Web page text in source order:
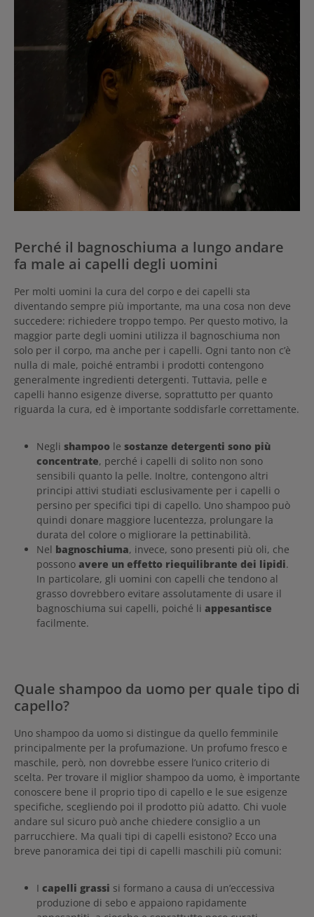
Perché il bagnoschiuma a lungo andare
fa male ai capelli degli uomini
Per molti uomini la cura del corpo e dei capelli sta
diventando sempre più importante, ma una cosa non deve
succedere: richiedere troppo tempo. Per questo motivo, la
maggior parte degli uomini utilizza il bagnoschiuma non
solo per il corpo, ma anche per i capelli. Ogni tanto non c’è
nulla di male, poiché entrambi i prodotti contengono
generalmente ingredienti detergenti. Tuttavia, pelle e
capelli hanno esigenze diverse, soprattutto per quanto
riguarda la cura, ed è importante soddisfarle correttamente.
Negli shampoo le sostanze detergenti sono più
concentrate, perché i capelli di solito non sono
sensibili quanto la pelle. Inoltre, contengono altri
principi attivi studiati esclusivamente per i capelli o
persino per specifici tipi di capello. Uno shampoo può
quindi donare maggiore lucentezza, prolungare la
durata del colore o migliorare la pettinabilità.
Nel bagnoschiuma, invece, sono presenti più oli, che
possono avere un effetto riequilibrante dei lipidi.
In particolare, gli uomini con capelli che tendono al
grasso dovrebbero evitare assolutamente di usare il
bagnoschiuma sui capelli, poiché li appesantisce
facilmente.
Quale shampoo da uomo per quale tipo di
capello?
Uno shampoo da uomo si distingue da quello femminile
principalmente per la profumazione. Un profumo fresco e
maschile, però, non dovrebbe essere l’unico criterio di
scelta. Per trovare il miglior shampoo da uomo, è importante
conoscere bene il proprio tipo di capello e le sue esigenze
specifiche, scegliendo poi il prodotto più adatto. Chi vuole
andare sul sicuro può anche chiedere consiglio a un
parrucchiere. Ma quali tipi di capelli esistono? Ecco una
breve panoramica dei tipi di capelli maschili più comuni:
I capelli grassi si formano a causa di un’eccessiva
produzione di sebo e appaiono rapidamente